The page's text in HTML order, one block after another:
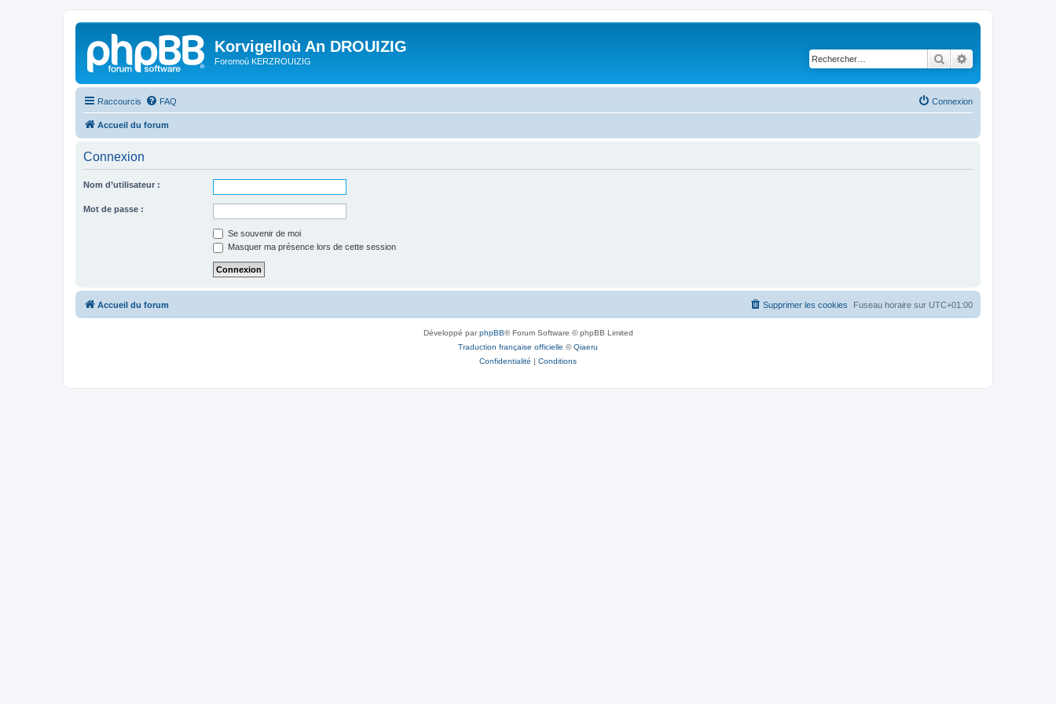
Korvigelloù An DROUIZIG
Foromoù KERZROUIZIG Rechercher
Raccourcis FAQ Connexion
Accueil du forum
Connexion
Nom d’utilisateur :
Mot de passe :
Se souvenir de moi
Masquer ma présence lors de cette session
Accueil du forum Fuseau horaire sur UTC+01:00
Supprimer les cookies
Développé parphpBB® Forum Software © phpBB Limited
Traduction française officielle ©Qiaeru
Confidentialité | Conditions